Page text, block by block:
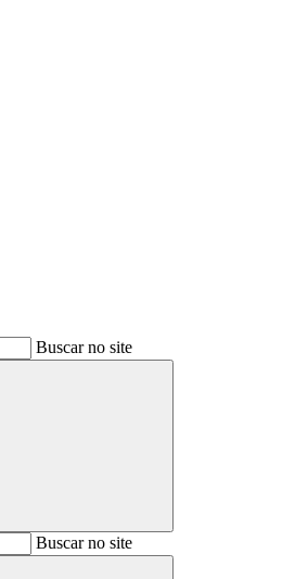
Buscar no site
BuscarBuscar no site